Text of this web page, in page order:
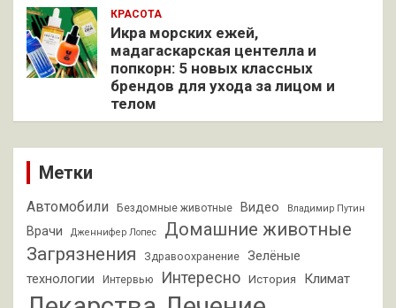
КРАСОТА
Икра морских ежей,
мадагаскарская центелла и
попкорн: 5 новых классных
брендов для ухода за лицом и
телом
Метки
Автомобили Бездомные животные Видео Владимир Путин
Врачи Дженнифер Лопес
Домашние животные
Загрязнения
Здравоохранение
Зелёные
технологии
Интервью Интересно История Климат